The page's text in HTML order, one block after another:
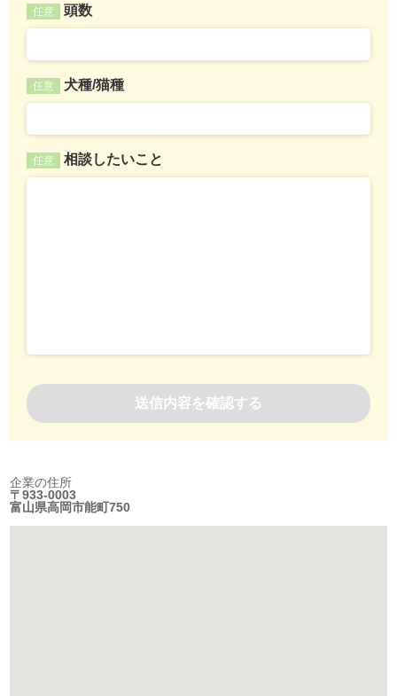
任意 頭数
任意 犬種/猫種
任意 相談したいこと
企業の住所
〒933-0003
富山県高岡市能町750